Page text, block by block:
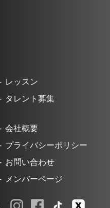
レッスン
タレント募集
会社概要
プライバシーポリシー
お問い合わせ
メンバーページ